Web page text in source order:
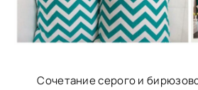
Сочетание серого и